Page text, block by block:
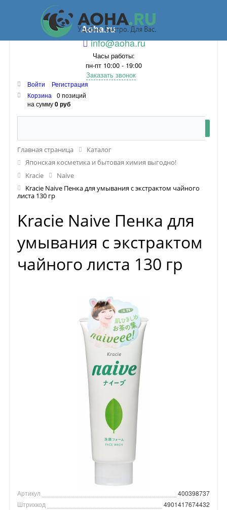
Aoha.ru
info@aoha.ru
Часы работы:
пн-пт 10:00 - 19:00
Заказать звонок
Войти
Регистрация
Корзина
0 позиций
на сумму0 руб
Главная страница
Каталог
Японская косметика и бытовая химия выгодно!
Kracie
Naive
Kracie Naive Пенка для умывания с экстрактом чайного
листа 130 гр
Kracie Naive Пенка для
умывания с экстрактом
чайного листа 130 гр
Артикул
400398737
Штрихкод
4901417674432